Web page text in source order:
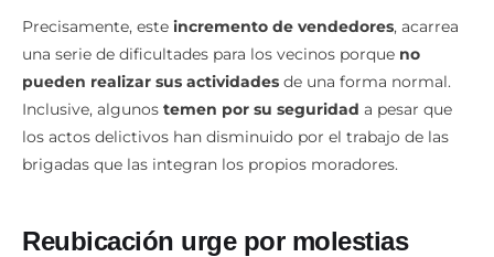
Precisamente, este incremento de vendedores, acarrea
una serie de dificultades para los vecinos porque no
pueden realizar sus actividades de una forma normal.
Inclusive, algunos temen por su seguridad a pesar que
los actos delictivos han disminuido por el trabajo de las
brigadas que las integran los propios moradores.
Reubicación urge por molestias